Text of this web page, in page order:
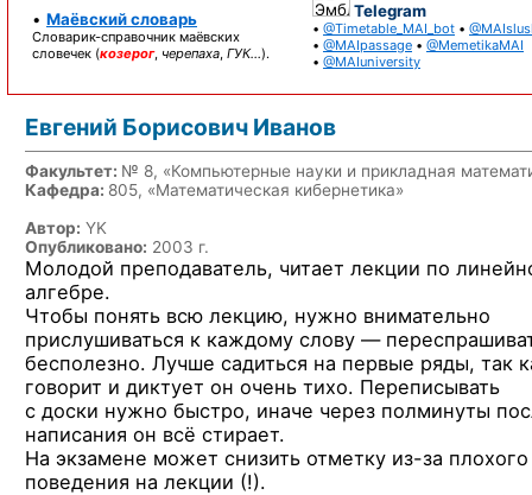
• Маёвский словарь
Словарик-справочник маёвских
словечек (козерог, черепаха, ГУК…).
Telegram
• @Timetable_MAI_bot •
• @MAIpassage • @MemetikaMAI
• @MAIuniversity
Евгений Борисович Иванов
Факультет: № 8, «Компьютерные науки и прикладная
Кафедра: 805, «Математическая кибернетика»
Автор: YK
Опубликовано: 2003 г.
Молодой преподаватель, читает лекции по
алгебре.
Чтобы понять всю лекцию, нужно внимательно
прислушиваться к каждому слову —
бесполезно. Лучше садиться на первые ряды, так
говорит и диктует он очень тихо. Переписывать
с доски нужно быстро, иначе через полминуты
написания он всё стирает.
На экзамене может снизить отметку из-за плохого
поведения на лекции (!).